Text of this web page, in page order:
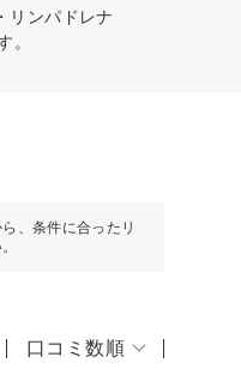
リンパドレナ
。
、条件に合ったリ
口コミ数順